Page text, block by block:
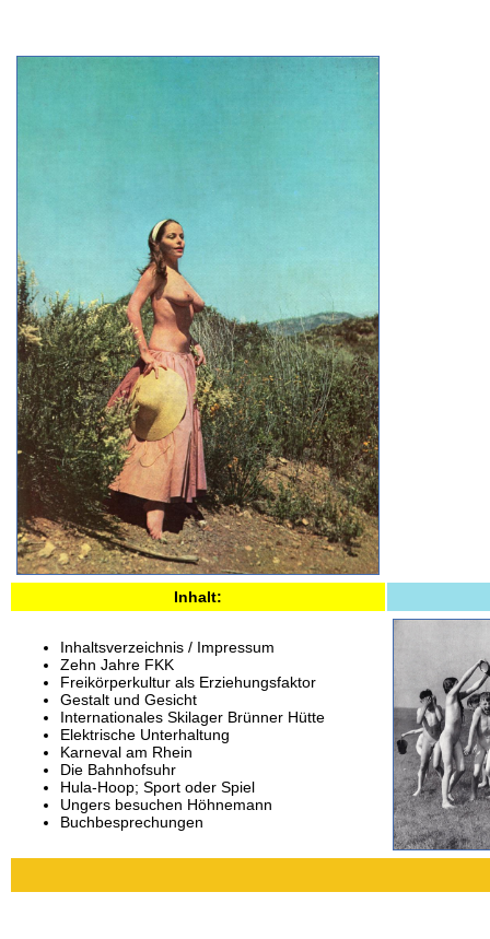
Inhalt:
Inhaltsverzeichnis / Impressum
Zehn Jahre FKK
Freikörperkultur als Erziehungsfaktor
Gestalt und Gesicht
Internationales Skilager Brünner Hütte
Elektrische Unterhaltung
Karneval am Rhein
Die Bahnhofsuhr
Hula-Hoop; Sport oder Spiel
Ungers besuchen Höhnemann
Buchbesprechungen